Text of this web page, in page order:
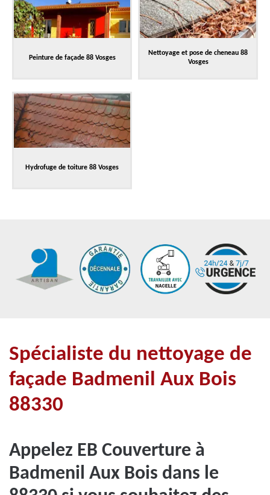
Peinture de façade 88 Vosges
Nettoyage et pose de cheneau 88
Vosges
Hydrofuge de toiture 88 Vosges
Spécialiste du nettoyage de
façade Badmenil Aux Bois
88330
Appelez EB Couverture à
Badmenil Aux Bois dans le